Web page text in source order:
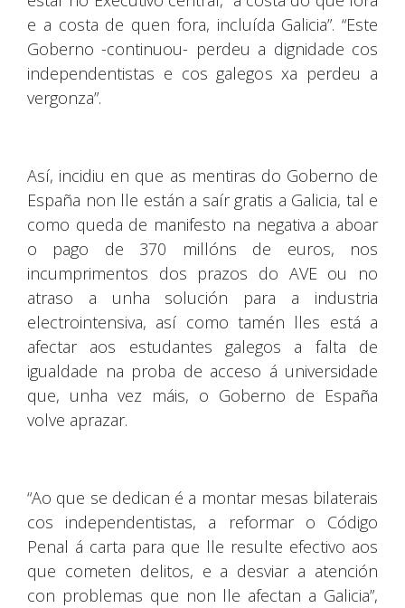
e a costa de quen fora, incluída Galicia”. “Este
Goberno -continuou- perdeu a dignidade cos
independentistas e cos galegos xa perdeu a
vergonza”.
Así, incidiu en que as mentiras do Goberno de
España non lle están a saír gratis a Galicia, tal e
como queda de manifesto na negativa a aboar
o pago de 370 millóns de euros, nos
incumprimentos dos prazos do AVE ou no
atraso a unha solución para a industria
electrointensiva, así como tamén lles está a
afectar aos estudantes galegos a falta de
igualdade na proba de acceso á universidade
que, unha vez máis, o Goberno de España
volve aprazar.
“Ao que se dedican é a montar mesas bilaterais
cos independentistas, a reformar o Código
Penal á carta para que lle resulte efectivo aos
que cometen delitos, e a desviar a atención
con problemas que non lle afectan a Galicia”,